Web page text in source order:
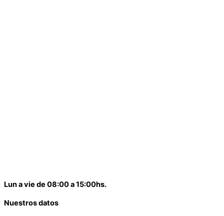
Lun a vie de 08:00 a 15:00hs.
Nuestros datos